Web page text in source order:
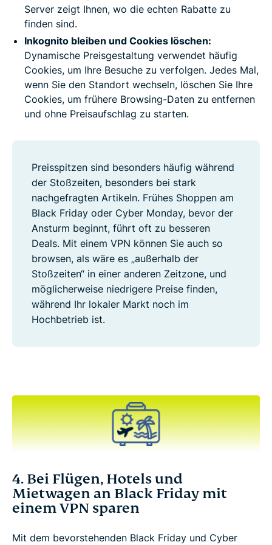
Server zeigt Ihnen, wo die echten Rabatte zu
finden sind.
Inkognito bleiben und Cookies löschen:
Dynamische Preisgestaltung verwendet häufig
Cookies, um Ihre Besuche zu verfolgen. Jedes Mal,
wenn Sie den Standort wechseln, löschen Sie Ihre
Cookies, um frühere Browsing-Daten zu entfernen
und ohne Preisaufschlag zu starten.
Preisspitzen sind besonders häufig während
der Stoßzeiten, besonders bei stark
nachgefragten Artikeln. Frühes Shoppen am
Black Friday oder Cyber Monday, bevor der
Ansturm beginnt, führt oft zu besseren
Deals. Mit einem VPN können Sie auch so
browsen, als wäre es „außerhalb der
Stoßzeiten“ in einer anderen Zeitzone, und
möglicherweise niedrigere Preise finden,
während Ihr lokaler Markt noch im
Hochbetrieb ist.
4. Bei Flügen, Hotels und
Mietwagen an Black Friday mit
einem VPN sparen
Mit dem bevorstehenden Black Friday und Cyber